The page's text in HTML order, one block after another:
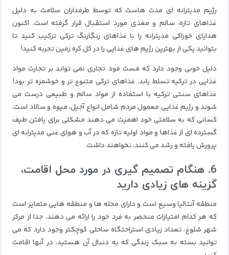
رژیم مدیترانه ای مدت هاست که توسط طرفداران سلامت به دلیل
غذاهای تازه، سالم و مغذی مورد استقبال قرار گرفته است. اکنون
هدایای خوراکی مدیترانه را با غذاهای رنگارنگ ترکی ترکیب کنید تا
بتوانید یکی از بهترین رژیم های غذایی را در کل کره زمین تجربه کنید!
دلیل خوبی وجود دارد که فست فود تجاری نمی تواند بر تجارت مواد
غذایی در ترکیه تسلط یابد. غذاهای ترکی متنوع تر و خوشمزه تر بود!
غذاهای سنتی ترکیه با استفاده از مواد سالم و طبیعی درست می
شوند و رژیم غذایی معمول مردم شامل انواع آجیل، میوه و سالاد است.
کسانی که به سلامتی خود اهمیت می دهند مشکلی برای یافتن طیف
گسترده ای از غذاها و مواد اولیه تازه که در آب و هوای غنی مدیترانه ای
پرورش یافته و رشد می کنند، نخواهند داشت.
6. هنگام تصمیم گیری در مورد محل اقامت،
گزینه های زیادی دارید
منطقه آنتالیا وسیع است و دارای محله ها و منطقه هایی متمایز است
که هر کدام امتیازات منحصر به فرد خود را ارائه می دهند. جدا از مرکز
شهر شلوغ، تعداد زیادی استراحتگاه ساحلی کوچکتر وجود دارد که می
توانید بسته به سبک زندگی که به دنبال آن هستید، در آنها اقامت